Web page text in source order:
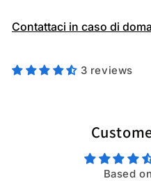
Contattaci in caso di
3 reviews
Based